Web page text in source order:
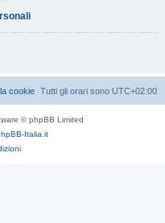
Tutti gli orari sono UTC+02:00
cookie
© phpBB Limited
Italia.it